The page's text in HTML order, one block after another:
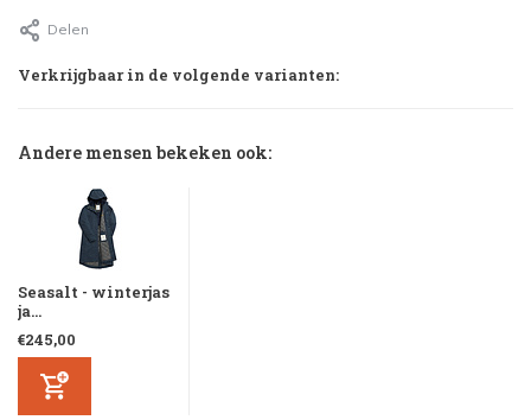
Delen
Verkrijgbaar in de volgende varianten:
Andere mensen bekeken ook:
Seasalt - winterjas
ja...
€245,00